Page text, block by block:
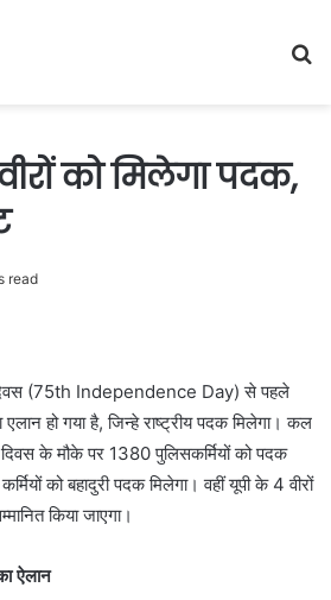
को मिलेगा पदक,
read
(75th Independence Day) से पहले
हो गया है, जिन्हे राष्ट्रीय पदक मिलेगा। कल
के मौके पर 1380 पुलिसकर्मियों को पदक
को बहादुरी पदक मिलेगा। वहीं यूपी के 4 वीरों
किया जाएगा।
ऐलान